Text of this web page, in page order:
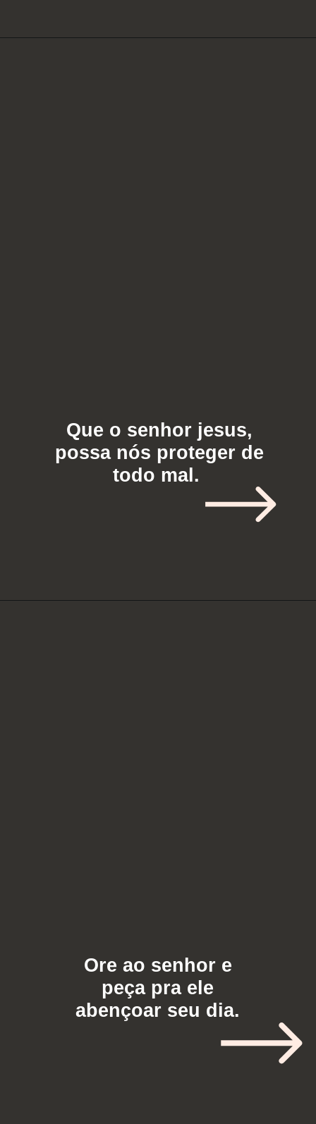
Que o senhor jesus,
possa nós proteger de
todo mal.
Ore ao senhor e
peça pra ele
abençoar seu dia.